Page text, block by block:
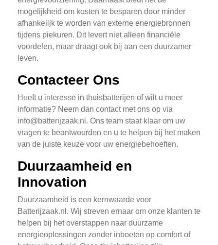
mogelijkheid om kosten te besparen door minder
afhankelijk te worden van externe energiebronnen
tijdens piekuren. Dit levert niet alleen financiële
voordelen, maar draagt ook bij aan een duurzamer
leven.
Contacteer Ons
Heeft u interesse in thuisbatterijen of wilt u meer
informatie? Neem dan contact met ons op via
info@batterijzaak.nl . Ons team staat klaar om uw
vragen te beantwoorden en u te helpen bij het maken
van de juiste keuze voor uw energiebehoeften.
Duurzaamheid en
Innovation
Duurzaamheid is een kernwaarde voor
Batterijzaak.nl. Wij streven ernaar om onze klanten te
helpen bij het overstappen naar duurzame
energieoplossingen zonder inboeten op comfort of